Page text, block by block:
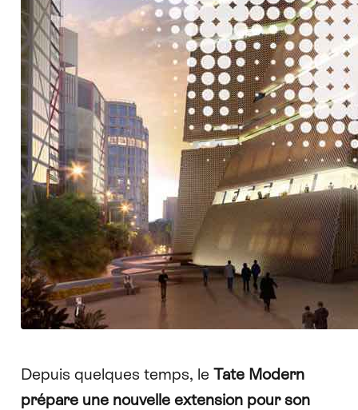
Depuis quelques temps, le Tate Modern
prépare une nouvelle extension pour son